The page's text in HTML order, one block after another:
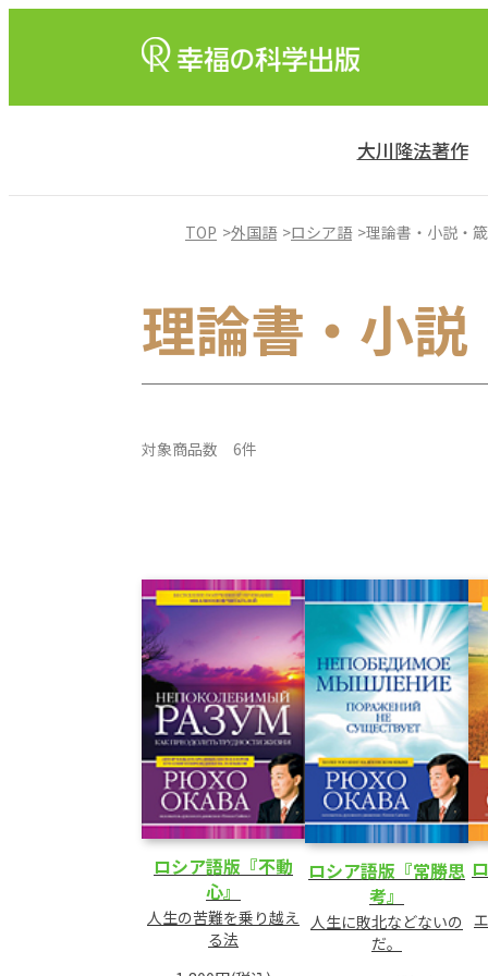
大川隆法著作
TOP 外国語 ロシア語 理論書・小説・
理論書・小
対象商品数 6件
ロシア語版『不動
心』
人生の苦難を乗り越え
る法
ロシア語版『常勝思
考』
人生に敗北などないの
だ。